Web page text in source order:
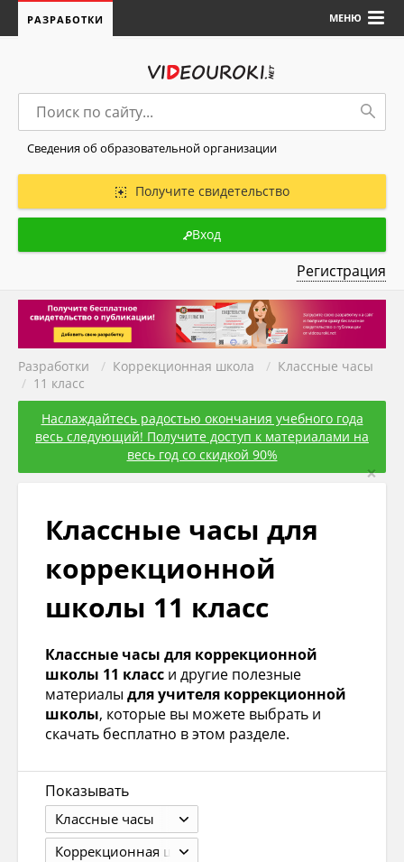
МЕНЮ
РАЗРАБОТКИ
Сведения об образовательной организации
Получите свидетельство
Вход
Регистрация
Разработки / Коррекционная школа / Классные часы
/ 11 класс
Наслаждайтесь радостью окончания учебного года
весь следующий! Получите доступ к материалами на
весь год со скидкой 90%
×
Классные часы для
коррекционной
школы 11 класс
Классные часы для коррекционной
школы 11 класс и другие полезные
материалы для учителя коррекционной
школы, которые вы можете выбрать и
скачать бесплатно в этом разделе.
Показывать
Классные часы
Коррекционная школа